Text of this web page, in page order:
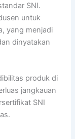
SNI.
untuk
yang menjadi
dinyatakan
produk di
jangkauan
SNI